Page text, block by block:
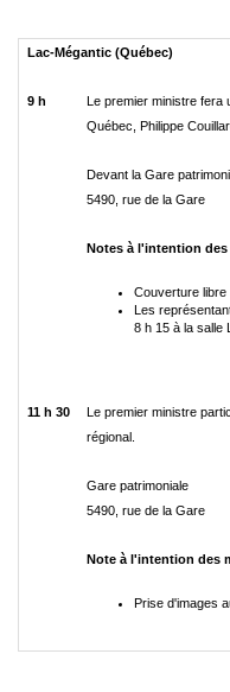
Lac-Mégantic (Québec)
9 h
Le premier ministre fera
Québec, Philippe
Devant la Gare
5490, rue de la Gare
Notes à l'intention des
Couverture libre
Les
8 h 15 à la salle
11 h 30
Le premier ministre
régional.
Gare patrimoniale
5490, rue de la Gare
Note à l'intention des
Prise d'images